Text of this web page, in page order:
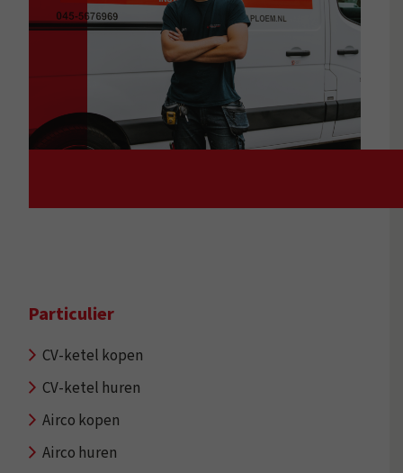
Particulier
CV-ketel kopen
CV-ketel huren
Airco kopen
Airco huren